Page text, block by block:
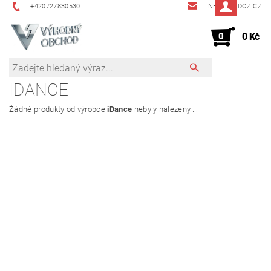
+420727830530 INFO@JMDCZ.CZ
0 0 Kč
IDANCE
Žádné produkty od výrobceiDance nebyly nalezeny....